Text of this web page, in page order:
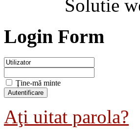
Solutie
Login Form
Ţine-mă minte
Aţi uitat parola?